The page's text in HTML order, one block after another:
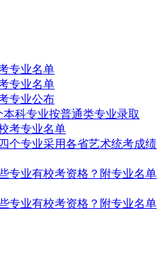
专业名单
专业名单
专业公布
本科专业按普通类专业录取
考专业名单
个专业采用各省艺术统考成绩
专业有校考资格？附专业名单
专业有校考资格？附专业名单